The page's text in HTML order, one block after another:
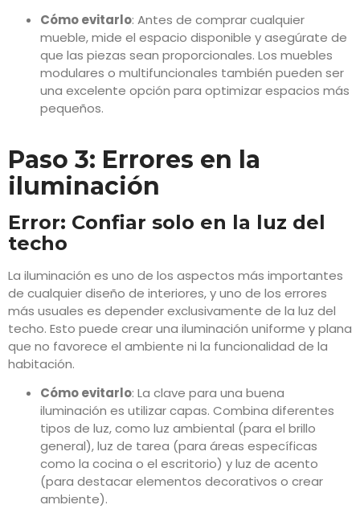
Cómo evitarlo: Antes de comprar cualquier
mueble, mide el espacio disponible y asegúrate de
que las piezas sean proporcionales. Los muebles
modulares o multifuncionales también pueden ser
una excelente opción para optimizar espacios más
pequeños.
Paso 3: Errores en la
iluminación
Error: Confiar solo en la luz del
techo
La iluminación es uno de los aspectos más importantes
de cualquier diseño de interiores, y uno de los errores
más usuales es depender exclusivamente de la luz del
techo. Esto puede crear una iluminación uniforme y plana
que no favorece el ambiente ni la funcionalidad de la
habitación.
Cómo evitarlo: La clave para una buena
iluminación es utilizar capas. Combina diferentes
tipos de luz, como luz ambiental (para el brillo
general), luz de tarea (para áreas específicas
como la cocina o el escritorio) y luz de acento
(para destacar elementos decorativos o crear
ambiente).